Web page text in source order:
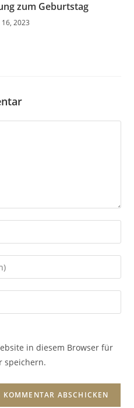
zum Geburtstag
2023
in diesem Browser für
speichern.